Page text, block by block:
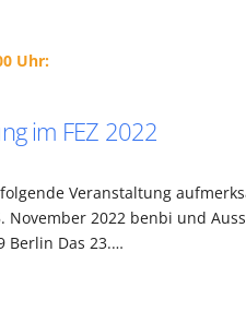
Uhr:
im FEZ 2022
Veranstaltung
November 2022 benbi und
Berlin Das 23.…